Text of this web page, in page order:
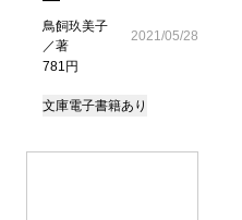
鳥飼玖美子
／著
781円
2021/05/28
文庫電子書籍あり